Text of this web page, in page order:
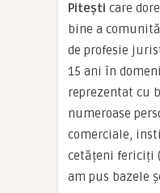
Piteşti care
bine a
de profesie
15 ani în
reprezentat cu
numeroase
comerciale,
cetățeni fericiți
am pus bazele